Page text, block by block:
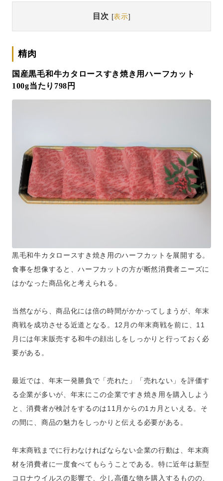
目次 [表示]
精肉
国産黒毛和牛カタロースすき焼き用ハーフカット
100g当たり798円
黒毛和牛カタロースすき焼き用のハーフカットを展開する。
食事を想像すると、ハーフカットの方が断然消費者ニーズに
はかなった商品化と考えられる。
当然ながら、商品化には倍の時間がかかってしまうが、年末
商戦を成功させる近道となる。12月の年末商戦を前に、11
月には年末販売する和牛の顔出しをしっかりと行っておく必
要がある。
最近では、年末一発勝負で「売れた」「売れない」を評価す
る企業が多いが、年末にこの企業ですき焼き用を購入しよう
と、消費者が検討をするのは11月からの1カ月といえる。そ
の間に、商品の魅力をしっかりと伝える必要がある。
年末商戦までに行わなければならない企業の行動は、年末商
材を消費者に一度食べてもらうことである。特に近年は新型
コロナウイルスの影響で、少し高価な物を購入するものの、